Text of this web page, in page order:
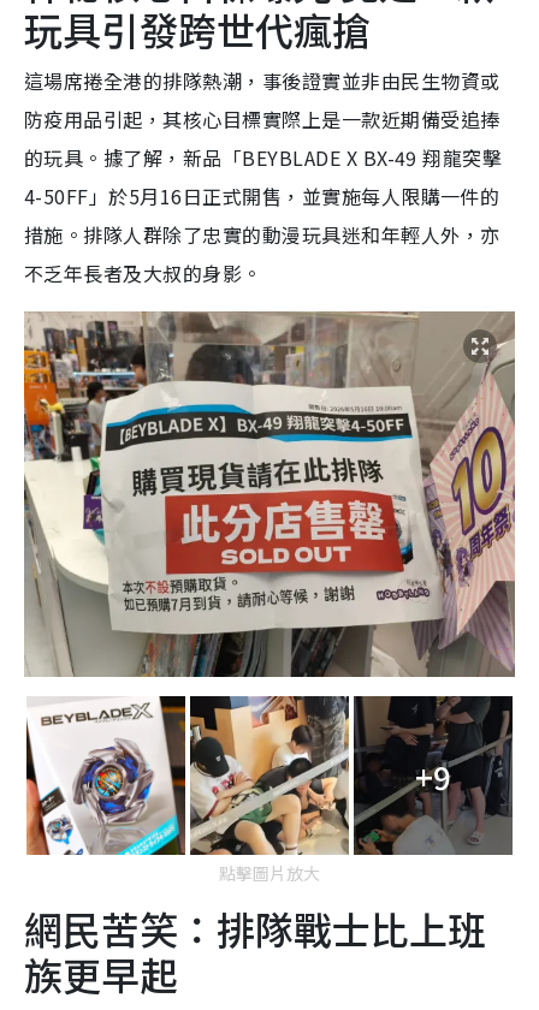
玩具引發跨世代瘋搶
這場席捲全港的排隊熱潮，事後證實並非由民生物資或
防疫用品引起，其核心目標實際上是一款近期備受追捧
的玩具。據了解，新品「BEYBLADE X BX-49 翔龍突擊
4-50FF」於5月16日正式開售，並實施每人限購一件的
措施。排隊人群除了忠實的動漫玩具迷和年輕人外，亦
不乏年長者及大叔的身影。
+9
點擊圖片放大
網民苦笑：排隊戰士比上班
族更早起